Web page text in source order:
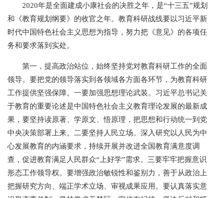
2020年是全面建成小康社会的决胜之年，是“十三五”规划
和《教育规划纲要》的收官之年。教育科研战线要以习近平新
时代中国特色社会主义思想为指导，努力把《意见》的各项任
务和要求落到实处。
第一，提高政治站位，始终坚持党对教育科研工作的全面
领导。要把党的领导落实到各领域各方面各环节，为教育科研
工作提供坚强保障。一要加强思想理论武装。习近平总书记关
于教育的重要论述是中国特色社会主义教育理论发展的最新成
果，要坚持读原著、学原文、悟原理，把思想和行动统一到党
中央决策部署上来。二要坚持人民立场。深入研究以人民为中
心发展教育的内涵要求，持续开展并改进全国教育满意度调
查，促进教育满足人民群众“上好学”需求。三要牢牢把握意识
形态工作领导权。要增强政治敏锐性和鉴别力，善于从政治上
把握研究方向、端正学术立场、审视成果应用。要认真落实意